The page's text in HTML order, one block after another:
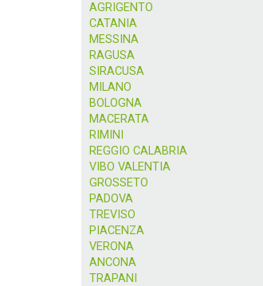
AGRIGENTO
CATANIA
MESSINA
RAGUSA
SIRACUSA
MILANO
BOLOGNA
MACERATA
RIMINI
REGGIO CALABRIA
VIBO VALENTIA
GROSSETO
PADOVA
TREVISO
PIACENZA
VERONA
ANCONA
TRAPANI